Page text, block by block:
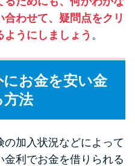
わせて、疑問点をクリ
うにしましょう 。
お金を安い金
方法
加入状況などによって
利でお金を借りられる